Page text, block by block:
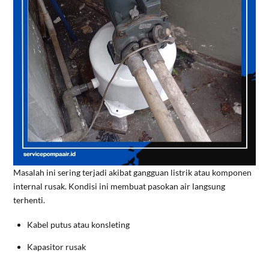
Masalah ini sering terjadi akibat gangguan listrik atau komponen
internal rusak. Kondisi ini membuat pasokan air langsung
terhenti.
Kabel putus atau konsleting
Kapasitor rusak